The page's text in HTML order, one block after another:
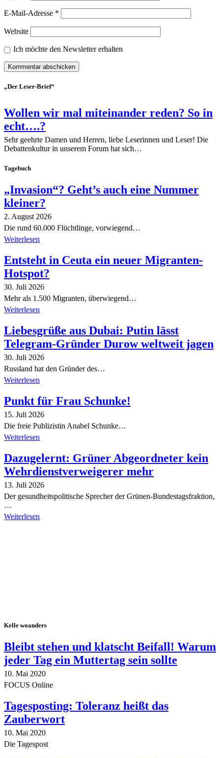
E-Mail-Adresse *
Website
Ich möchte den Newsletter erhalten
„Der Leser-Brief“
Wollen wir mal miteinander reden? So in
echt….?
Sehr geehrte Damen und Herren, liebe Leserinnen und Leser! Die
Debattenkultur in unserem Forum hat sich…
Tagebuch
„Invasion“? Geht’s auch eine Nummer
kleiner?
2. August 2026
Die rund 60.000 Flüchtlinge, vorwiegend…
Weiterlesen
Entsteht in Ceuta ein neuer Migranten-
Hotspot?
30. Juli 2026
Mehr als 1.500 Migranten, überwiegend…
Weiterlesen
Liebesgrüße aus Dubai: Putin lässt
Telegram-Gründer Durow weltweit jagen
30. Juli 2026
Russland hat den Gründer des…
Weiterlesen
Punkt für Frau Schunke!
15. Juli 2026
Die freie Publizistin Anabel Schunke…
Weiterlesen
Dazugelernt: Grüner Abgeordneter kein
Wehrdienstverweigerer mehr
13. Juli 2026
Der gesundheitspolitische Sprecher der Grünen-Bundestagsfraktion,
…
Weiterlesen
Kelle woanders
Bleibt stehen und klatscht Beifall! Warum
jeder Tag ein Muttertag sein sollte
10. Mai 2020
FOCUS Online
Tagesposting: Toleranz heißt das
Zauberwort
10. Mai 2020
Die Tagespost